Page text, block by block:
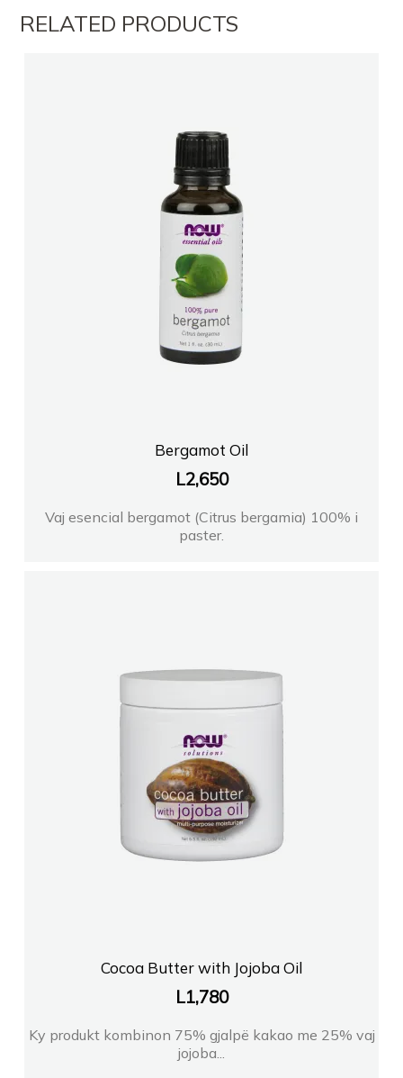
RELATED PRODUCTS
Bergamot Oil
L2,650
Vaj esencial bergamot (Citrus bergamia) 100% i
paster.
Cocoa Butter with Jojoba Oil
L1,780
Ky produkt kombinon 75% gjalpë kakao me 25% vaj
jojoba...